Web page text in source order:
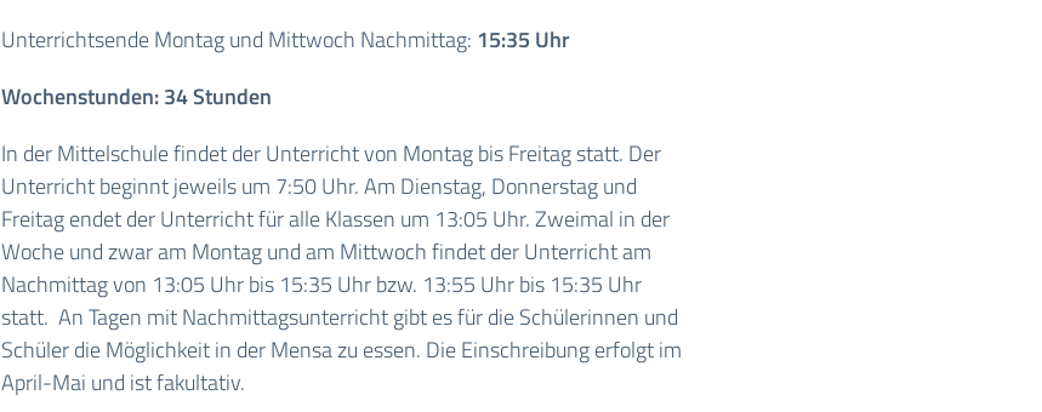
Unterrichtsende Montag und Mittwoch Nachmittag: 15:35 Uhr
Wochenstunden: 34 Stunden
In der Mittelschule findet der Unterricht von Montag bis Freitag statt. Der
Unterricht beginnt jeweils um 7:50 Uhr. Am Dienstag, Donnerstag und
Freitag endet der Unterricht für alle Klassen um 13:05 Uhr. Zweimal in der
Woche und zwar am Montag und am Mittwoch findet der Unterricht am
Nachmittag von 13:05 Uhr bis 15:35 Uhr bzw. 13:55 Uhr bis 15:35 Uhr
statt. An Tagen mit Nachmittagsunterricht gibt es für die Schülerinnen und
Schüler die Möglichkeit in der Mensa zu essen. Die Einschreibung erfolgt im
April-Mai und ist fakultativ.